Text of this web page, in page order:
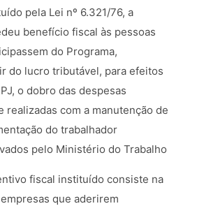
pela Lei nº 6.321/76, a
benefício fiscal às pessoas
do Programa,
do lucro tributável, para efeitos
o dobro das despesas
realizadas com a manutenção de
do trabalhador
pelo Ministério do Trabalho
fiscal instituído consiste na
que aderirem